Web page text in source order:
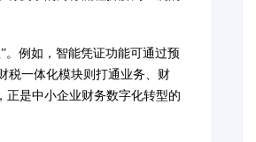
。例如，智能凭证功能可通过预
税一体化模块则打通业务、财
正是中小企业财务数字化转型的